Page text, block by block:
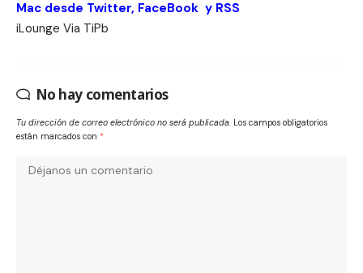
Mac desde Twitter, FaceBook y RSS
iLounge Via TiPb
No hay comentarios
Tu dirección de correo electrónico no será publicada. Los campos obligatorios
están marcados con *